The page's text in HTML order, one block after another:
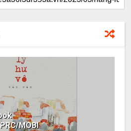
MOBI